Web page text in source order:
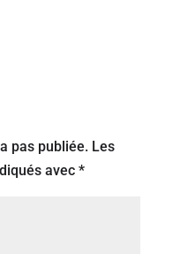
pas publiée. Les
avec *